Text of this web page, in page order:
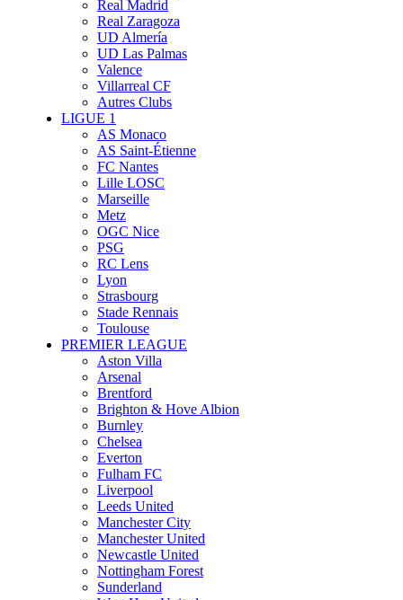
Real Madrid
Real Zaragoza
UD Almería
UD Las Palmas
Valence
Villarreal CF
Autres Clubs
LIGUE 1
AS Monaco
AS Saint-Étienne
FC Nantes
Lille LOSC
Marseille
Metz
OGC Nice
PSG
RC Lens
Lyon
Strasbourg
Stade Rennais
Toulouse
PREMIER LEAGUE
Aston Villa
Arsenal
Brentford
Brighton & Hove Albion
Burnley
Chelsea
Everton
Fulham FC
Liverpool
Leeds United
Manchester City
Manchester United
Newcastle United
Nottingham Forest
Sunderland